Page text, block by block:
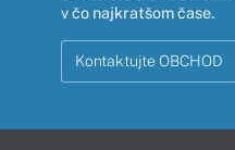
v čo najkratšom čase.
Kontaktujte OBCHOD